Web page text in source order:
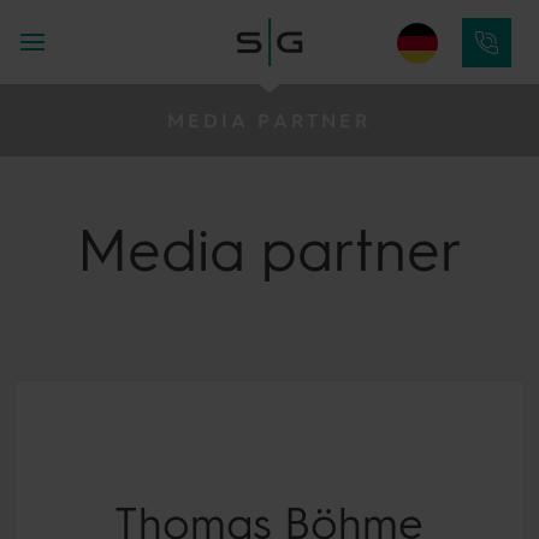
Media partner
Thomas Böhme